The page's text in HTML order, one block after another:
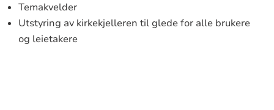
Temakvelder
Utstyring av kirkekjelleren til glede for alle brukere
og leietakere